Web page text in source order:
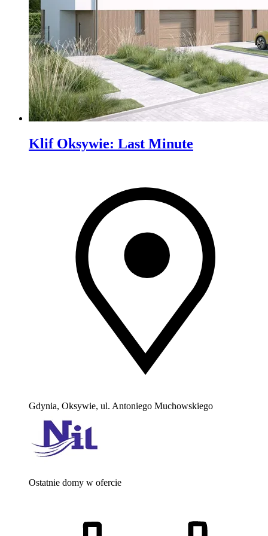
Klif Oksywie: Last Minute
Gdynia, Oksywie, ul. Antoniego Muchowskiego
Ostatnie domy w ofercie